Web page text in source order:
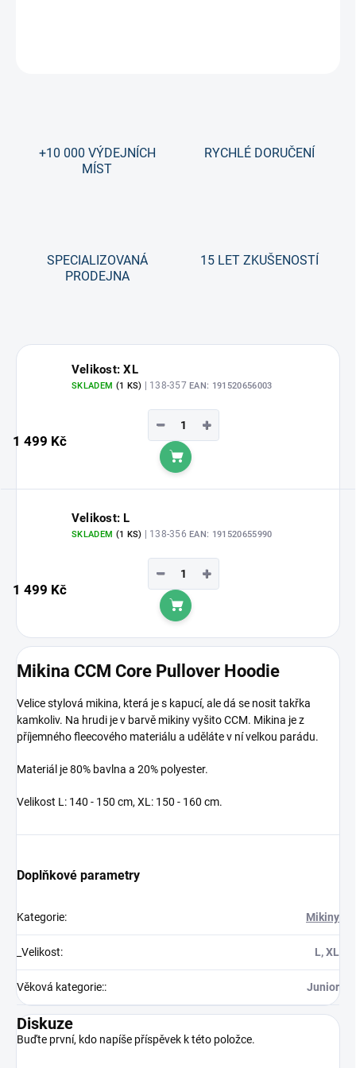
+10 000 VÝDEJNÍCH
MÍST
RYCHLÉ DORUČENÍ
SPECIALIZOVANÁ
PRODEJNA
15 LET ZKUŠENOSTÍ
Velikost: XL
SKLADEM (1 KS) | 138-357EAN: 191520656003
1 499 Kč
+
−
Do košíku
Velikost: L
SKLADEM (1 KS) | 138-356EAN: 191520655990
1 499 Kč
+
−
Do košíku
Mikina CCM Core Pullover Hoodie
Velice stylová mikina, která je s kapucí, ale dá se nosit takřka
kamkoliv. Na hrudi je v barvě mikiny vyšito CCM. Mikina je z
příjemného fleecového materiálu a uděláte v ní velkou parádu.
Materiál je 80% bavlna a 20% polyester.
Velikost L: 140 - 150 cm, XL: 150 - 160 cm.
Doplňkové parametry
Kategorie: Mikiny
_Velikost: L, XL
Věková kategorie:: Junior
Diskuze
Buďte první, kdo napíše příspěvek k této položce.